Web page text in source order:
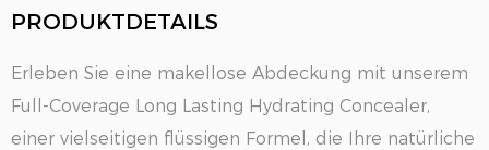
PRODUKTDETAILS
Erleben Sie eine makellose Abdeckung mit unserem
Full-Coverage Long Lasting Hydrating Concealer,
einer vielseitigen flüssigen Formel, die Ihre natürliche